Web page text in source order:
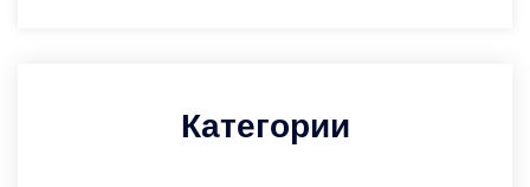
Категории